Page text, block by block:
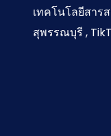
เทคโนโลยีสาร
สุพรรณบุรี ,